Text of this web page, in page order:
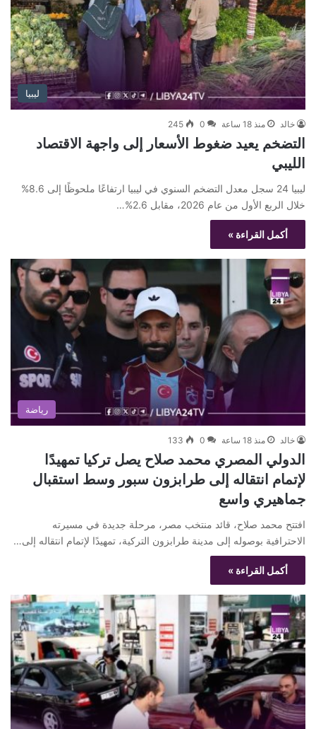
ليبيا
خالد منذ 18 ساعة 0
245
التضخم يعيد ضغوط الأسعار إلى واجهة الاقتصاد
الليبي
ليبيا 24 سجل معدل التضخم السنوي في ليبيا ارتفاعًا ملحوظًا إلى 8.6%
خلال الربع الأول من عام 2026، مقابل 2.6%…
أكمل القراءة »
رياضة
خالد منذ 18 ساعة 0
133
الدولي المصري محمد صلاح يصل تركيا تمهيدًا
لإتمام انتقاله إلى طرابزون سبور وسط استقبال
جماهيري واسع
افتتح محمد صلاح، قائد منتخب مصر، مرحلة جديدة في مسيرته
الاحترافية بوصوله إلى مدينة طرابزون التركية، تمهيدًا لإتمام انتقاله إلى…
أكمل القراءة »